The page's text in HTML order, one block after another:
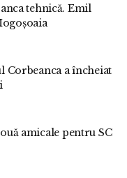
tehnică. Emil
Corbeanca a încheiat
amicale pentru SC